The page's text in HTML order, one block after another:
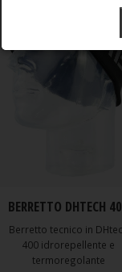
BERRETTO DHTECH
Berretto tecnico in
400 idrorepellente e
termoregolante